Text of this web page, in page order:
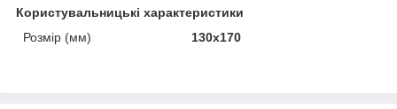
Користувальницькі характеристики
Розмір (мм)
130х170